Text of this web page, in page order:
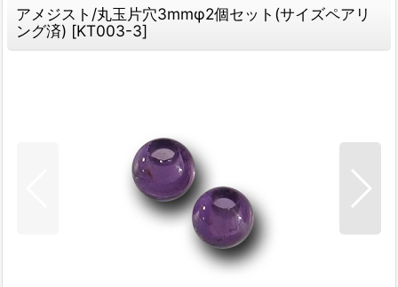
アメジスト/丸玉片穴3mmφ2個セット(サイズペアリ
ング済) [KT003-3]